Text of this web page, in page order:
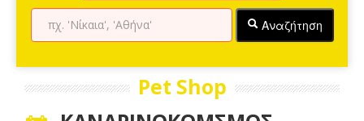
Αναζήτηση
Pet Shop